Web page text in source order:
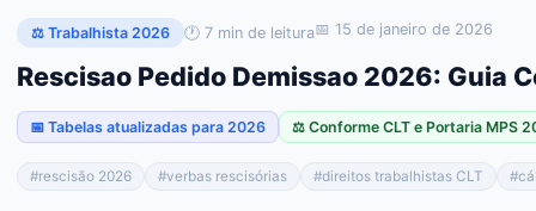
⚖️ Trabalhista 2026 🕐 7 min de leitura📅 15 de janeiro de 2026
Rescisao Pedido Demissao 2026: Guia
📅 Tabelas atualizadas para 2026 ⚖️ Conforme CLT e Portaria MPS
#rescisão 2026 #verbas rescisórias #direitos trabalhistas CLT #